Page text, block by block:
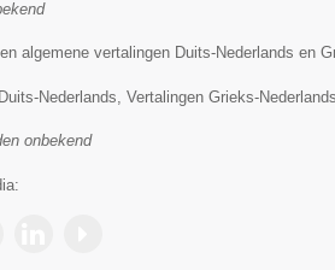
algemene vertalingen Duits-Nederlands en
Nederlands, Vertalingen Grieks-
onbekend